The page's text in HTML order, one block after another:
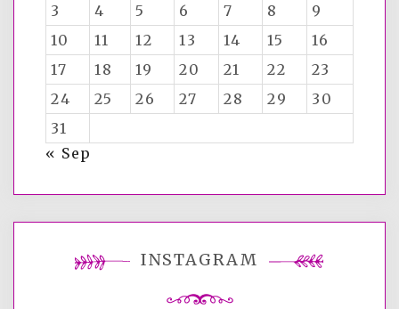
3
4 5 6 7 8
9
10
11 12 13 14 15
16
17
18 19 20 21 22
23
24
25 26 27 28 29
30
31
« Sep
INSTAGRAM